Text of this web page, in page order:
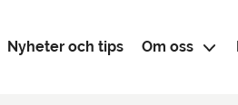
Nyheter och tips Om oss